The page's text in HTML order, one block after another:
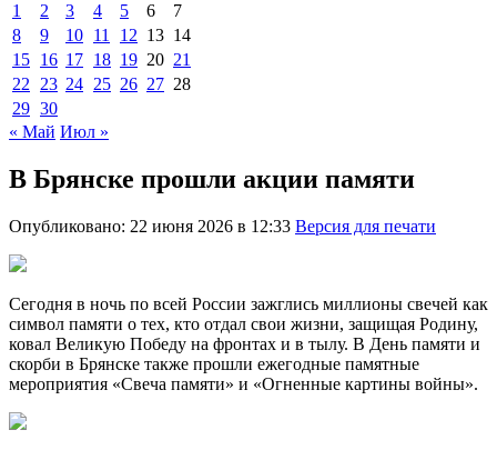
1 2 3 4 5 6
7
8
9 10 11 12 13 14
15 16 17 18 19 20 21
22
23 24 25 26 27 28
29 30
« Май Июл »
В Брянске прошли акции памяти
Опубликовано: 22 июня 2026 в 12:33 Версия для печати
Сегодня в ночь по всей России зажглись миллионы свечей как
символ памяти о тех, кто отдал свои жизни, защищая Родину,
ковал Великую Победу на фронтах и в тылу. В День памяти и
скорби в Брянске также прошли ежегодные памятные
мероприятия «Свеча памяти» и «Огненные картины войны».